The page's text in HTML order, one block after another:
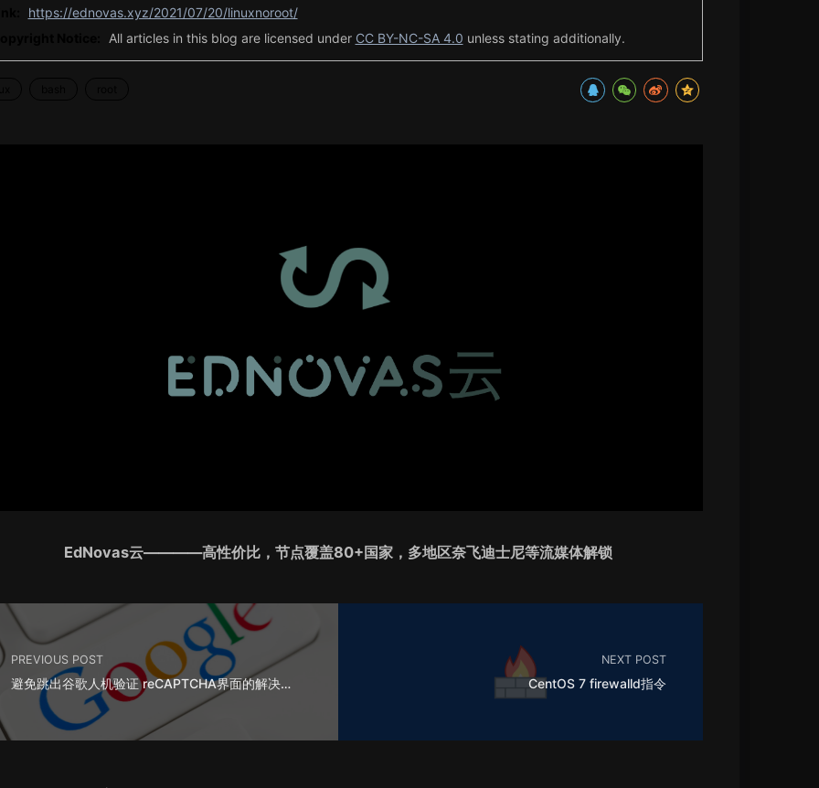
https://ednovas.xyz/2021/07/20/linuxnoroot/
All articles in this blog are licensed under CC BY-NC-SA 4.0 unless stating additionally.
EdNovas云————高性价比，节点覆盖80+国家，多地区奈飞迪士尼等流媒体解锁
PREVIOUS POST
避免跳出谷歌人机验证 reCAPTCHA界面的解决方法
NEXT POST
CentOS 7 firewalld指令